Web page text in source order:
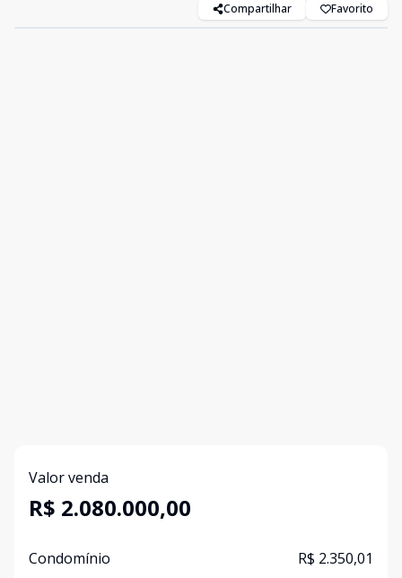
Compartilhar Favorito
Valor venda
R$ 2.080.000,00
Condomínio R$ 2.350,01